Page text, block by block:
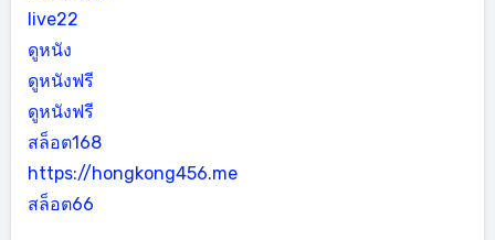
live22
ดูหนัง
ดูหนังฟรี
ดูหนังฟรี
สล็อต168
https://hongkong456.me
สล็อต66